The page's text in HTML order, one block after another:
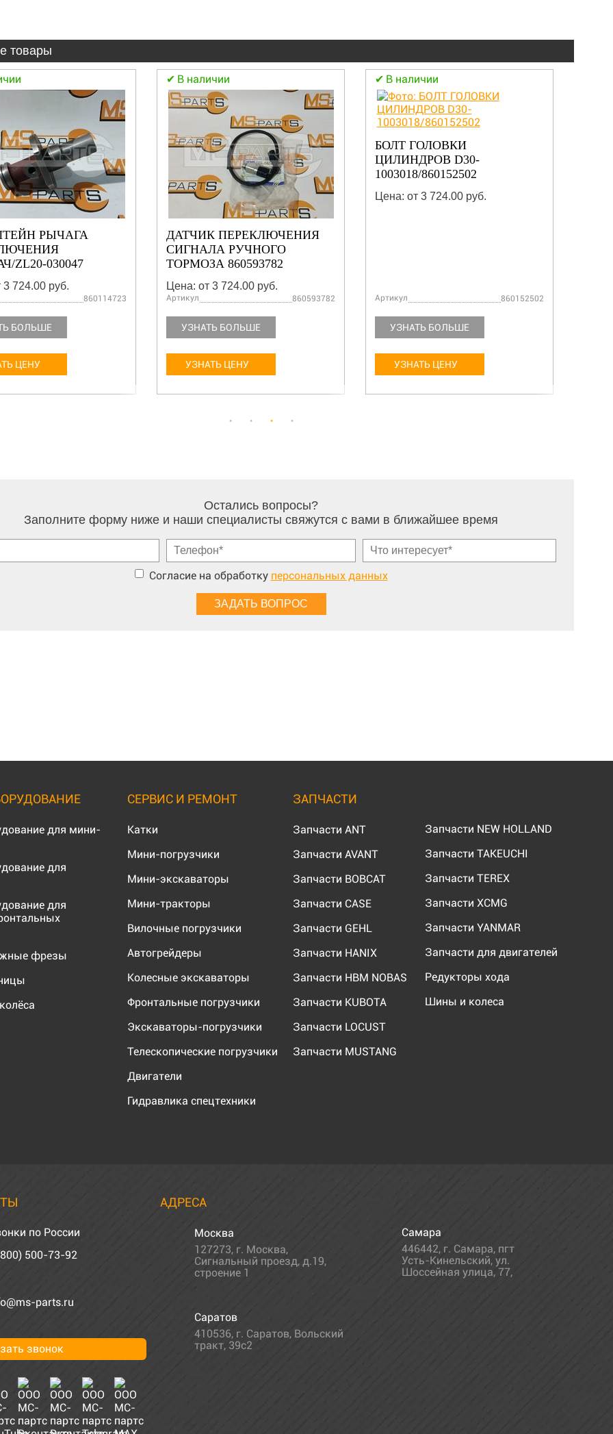
товары
РЫЧАГА
ZL20-030047
3 724.00 руб.
860114723
БОЛЬШЕ
ЦЕНУ
В наличии
ДАТЧИК ПЕРЕКЛЮЧЕНИЯ
СИГНАЛА РУЧНОГО
ТОРМОЗА 860593782
Цена: от 3 724.00 руб.
Артикул 860593782
УЗНАТЬ БОЛЬШЕ
УЗНАТЬ ЦЕНУ
В наличии
БОЛТ ГОЛОВКИ
ЦИЛИНДРОВ D30-
1003018/860152502
Цена: от 3 724.00 руб.
Артикул 860152502
УЗНАТЬ БОЛЬШЕ
УЗНАТЬ ЦЕНУ
Остались вопросы?
Заполните форму ниже и наши специалисты свяжутся с вами в ближайшее время
Согласие на обработку персональных данных
для мини-
для
для
фрезы
СЕРВИС И РЕМОНТ
Катки
Мини-погрузчики
Мини-экскаваторы
Мини-тракторы
Вилочные погрузчики
Автогрейдеры
Колесные экскаваторы
Фронтальные погрузчики
Экскаваторы-погрузчики
Телескопические погрузчики
Двигатели
Гидравлика спецтехники
ЗАПЧАСТИ
Запчасти ANT
Запчасти AVANT
Запчасти BOBCAT
Запчасти CASE
Запчасти GEHL
Запчасти HANIX
Запчасти HBM NOBAS
Запчасти KUBOTA
Запчасти LOCUST
Запчасти MUSTANG
Запчасти NEW HOLLAND
Запчасти TAKEUCHI
Запчасти TEREX
Запчасти XCMG
Запчасти YANMAR
Запчасти для двигателей
Редукторы хода
Шины и колеса
по России
500-73-92
parts.ru
звонок
АДРЕСА
Москва
127273, г. Москва,
Сигнальный проезд, д.19,
строение 1
Саратов
410536, г. Саратов, Вольский
тракт, 39с2
Самара
446442, г. Самара, пгт
Усть-Кинельский, ул.
Шоссейная улица, 77,